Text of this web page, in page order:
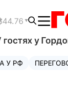
гостях у
У РФ